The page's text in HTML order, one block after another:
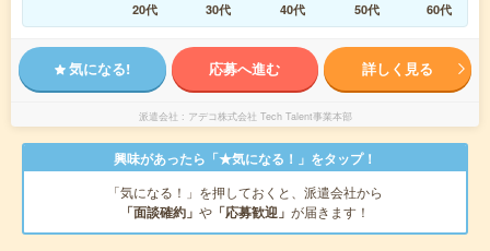
20代
30代 40代 50代 60代
気になる! 応募へ進む 詳しく見る
派遣会社 アデコ株式会社 Tech Talent事業本部
興味があったら「★気になる！」をタップ！
「気になる！」を押しておくと、派遣会社から
「面談確約」 や 「応募歓迎」 が届きます！